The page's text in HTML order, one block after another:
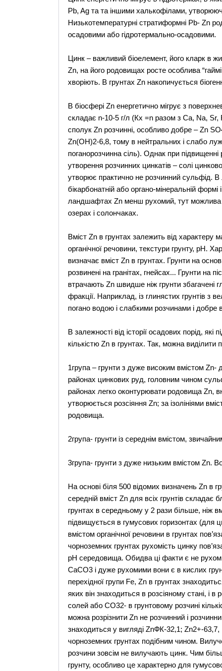
Pb, Ag та та іншими халькофілами,
Низькотемпературні стратиформні Pb- Zn
осадовими або гідротермально-осадовими.
Цинк – важливий біоелемент, його кларк в
Zn, на його родовищах росте особлива
хворіють. В грунтах Zn накопичується
В біосфері Zn енергетично мігрує з
складає n-10-5 г/л (Кх =n разом з Ca, Na, Sr,
сполук Zn розчинні, особливо добре – Zn
Zn(OH)2-6,8, тому в нейтральних і слабо
поганорозчинна сіль). Однак при
утворення розчинних цинкатів – солі
утворює практично не розчинний сульфід.
бікарбонатній або органо-мінеральній
ландшафтах Zn менш рухомий, тут можлива
озерах і солончаках.
Вміст Zn в грунтах залежить від характеру
органічної речовини, текстури грунту, рН.
визначає вміст Zn в грунтах. Грунти на
розвинені на гранітах, гнейсах... Грунти на
втрачають Zn швидше ніж грунти збагачені
фракції. Наприклад, із глинястих грунтів з
погано водою і слабкими розчинами і добре
В залежності від історії осадових порід,
кількістю Zn в грунтах. Так, можна виділити
1група – грунти з дуже високим вмістом Zn-
районах цинкових руд, головним чином
районах легко оконтурювати родовища Zn,
утворюється розсіяння Zn; за ізолініями
родовища.
2група- грунти із середнім вмістом,
3група- грунти з дуже низьким вмістом Zn.
На основі біля 500 відомих визначень Zn в
середній вміст Zn для всіх грунтів складає
грунтах в середньому у 2 рази більше, ніж
підвищується в гумусових горизонтах (для
вмістом органічної речовини в грунтах
чорноземних грунтах рухомість цинку
рН середовища. Обидва ці факти є не
CaCO3 і дуже рухомими вони є в кислих
перехідної групи Fe, Zn в грунтах
яких він знаходиться в розсіяному стані, і
солей або CO32- в грунтовому розчині
можна розрізнити Zn не розчинний і
знаходиться у вигляді ZnФК-32,1; Zn2+-
чорноземних грунтах подібним чином.
розчини зовсім не вилучають цинк. Чим
грунту, особливо це характерно для